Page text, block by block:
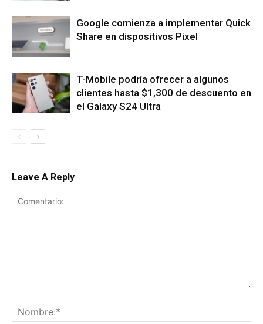
Google comienza a implementar Quick
Share en dispositivos Pixel
T-Mobile podría ofrecer a algunos
clientes hasta $1,300 de descuento en
el Galaxy S24 Ultra
Leave A Reply